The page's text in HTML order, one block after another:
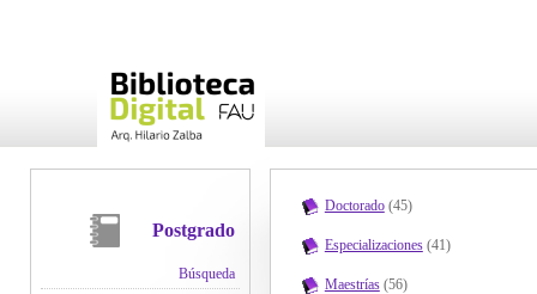
Postgrado
Búsqueda
Doctorado(45)
Especializaciones(41)
Maestrías(56)